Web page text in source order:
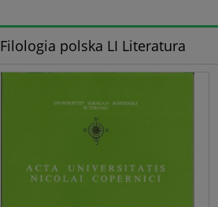
Filologia polska LI Literatura